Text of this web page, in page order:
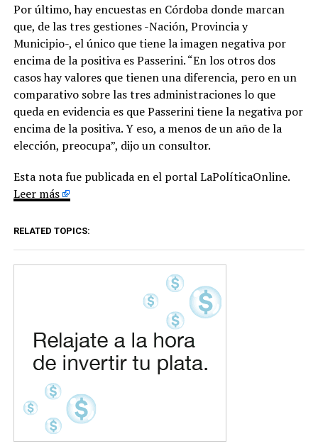
Por último, hay encuestas en Córdoba donde marcan
que, de las tres gestiones -Nación, Provincia y
Municipio-, el único que tiene la imagen negativa por
encima de la positiva es Passerini. “En los otros dos
casos hay valores que tienen una diferencia, pero en un
comparativo sobre las tres administraciones lo que
queda en evidencia es que Passerini tiene la negativa por
encima de la positiva. Y eso, a menos de un año de la
elección, preocupa”, dijo un consultor.
Esta nota fue publicada en el portal LaPolíticaOnline.
Leer más
RELATED TOPICS: